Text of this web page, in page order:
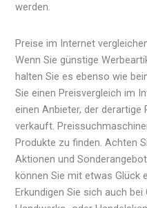
werden.
Preise im Internet
Wenn Sie günstige
halten Sie es ebenso wie
Sie einen Preisvergleich im
einen Anbieter, der derartige
verkauft.
Produkte zu finden. Achten
Aktionen und
können Sie mit etwas Glück
Erkundigen Sie sich auch